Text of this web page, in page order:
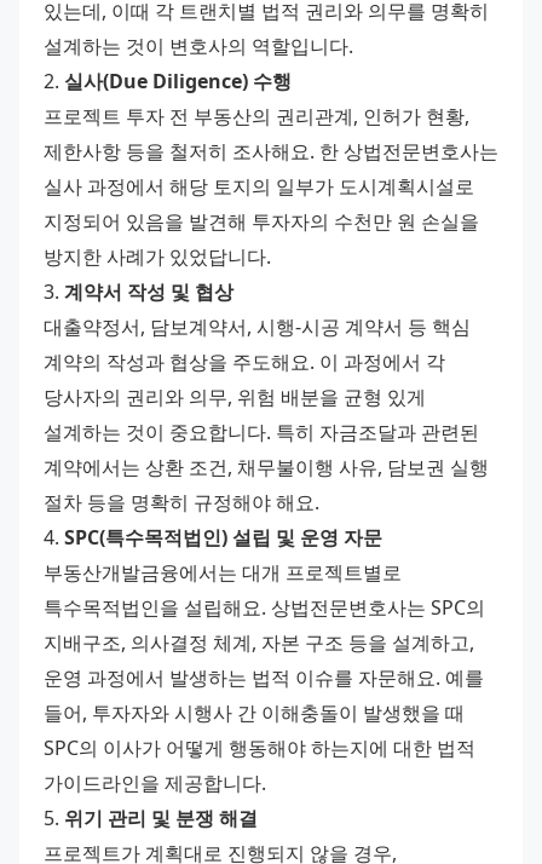
있는데, 이때 각 트랜치별 법적 권리와 의무를 명확히
설계하는 것이 변호사의 역할입니다.
2. 실사(Due Diligence) 수행
프로젝트 투자 전 부동산의 권리관계, 인허가 현황,
제한사항 등을 철저히 조사해요. 한 상법전문변호사는
실사 과정에서 해당 토지의 일부가 도시계획시설로
지정되어 있음을 발견해 투자자의 수천만 원 손실을
방지한 사례가 있었답니다.
3. 계약서 작성 및 협상
대출약정서, 담보계약서, 시행-시공 계약서 등 핵심
계약의 작성과 협상을 주도해요. 이 과정에서 각
당사자의 권리와 의무, 위험 배분을 균형 있게
설계하는 것이 중요합니다. 특히 자금조달과 관련된
계약에서는 상환 조건, 채무불이행 사유, 담보권 실행
절차 등을 명확히 규정해야 해요.
4. SPC(특수목적법인) 설립 및 운영 자문
부동산개발금융에서는 대개 프로젝트별로
특수목적법인을 설립해요. 상법전문변호사는 SPC의
지배구조, 의사결정 체계, 자본 구조 등을 설계하고,
운영 과정에서 발생하는 법적 이슈를 자문해요. 예를
들어, 투자자와 시행사 간 이해충돌이 발생했을 때
SPC의 이사가 어떻게 행동해야 하는지에 대한 법적
가이드라인을 제공합니다.
5. 위기 관리 및 분쟁 해결
프로젝트가 계획대로 진행되지 않을 경우,